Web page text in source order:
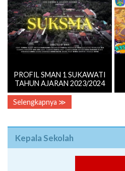
PROFIL SMAN 1 SUKAWATI
TAHUN AJARAN 2023/2024
Selengkapnya ≫
Kepala Sekolah